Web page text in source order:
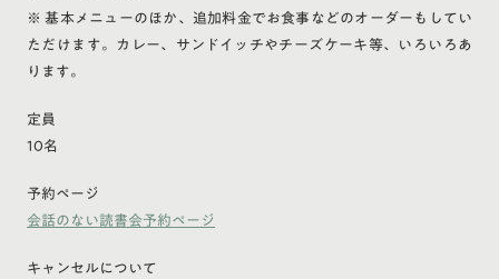
※ 基本メニューのほか、追加料金でお食事などのオーダーもしてい
ただけます。カレー、サンドイッチやチーズケーキ等、いろいろあ
ります。
定員
10名
予約ページ
会話のない読書会予約ページ
キャンセルについて